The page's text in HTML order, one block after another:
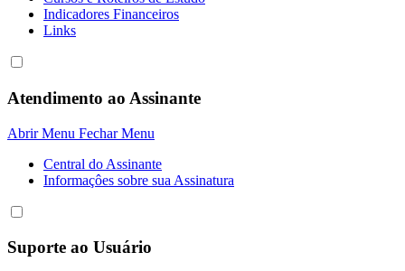
Indicadores Financeiros
Links
Atendimento ao Assinante
Abrir Menu Fechar Menu
Central do Assinante
Informaçôes sobre sua Assinatura
Suporte ao Usuário